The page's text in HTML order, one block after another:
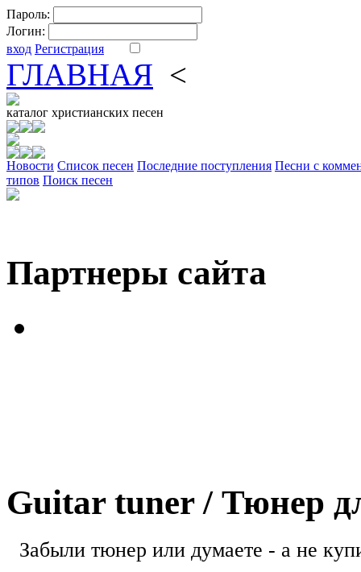
Пароль:
Логин:
вход Регистрация
ГЛАВНАЯ <
каталог христианских песен
Новости Cписок песен Последние поступления Песни с
типов Поиск песен
Партнеры сайта
Guitar tuner / Тюнер
Забыли тюнер или думаете - а не